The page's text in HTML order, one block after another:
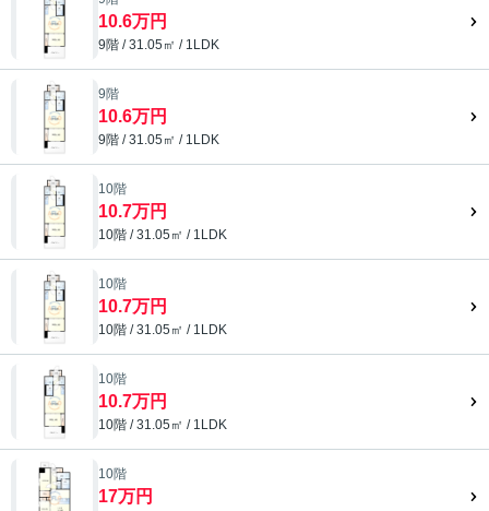
10.6万円
9階 / 31.05㎡ / 1LDK
9階
10.6万円
9階 / 31.05㎡ / 1LDK
10階
10.7万円
10階 / 31.05㎡ / 1LDK
10階
10.7万円
10階 / 31.05㎡ / 1LDK
10階
10.7万円
10階 / 31.05㎡ / 1LDK
10階
17万円